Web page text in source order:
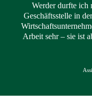
Werder durfte ich
Geschäftsstelle in
Arbeit sehr – sie ist